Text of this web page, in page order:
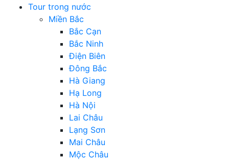
Tour trong nước
Miền Bắc
Bắc Cạn
Bắc Ninh
Điện Biên
Đông Bắc
Hà Giang
Hạ Long
Hà Nội
Lai Châu
Lạng Sơn
Mai Châu
Mộc Châu